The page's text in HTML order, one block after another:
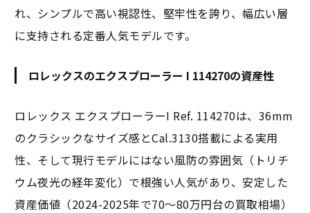
れ、シンプルで高い視認性、堅牢性を誇り、幅広い層
に支持される定番人気モデルです。
ロレックスのエクスプローラー I 114270の資産性
ロレックス エクスプローラーI Ref. 114270は、36mm
のクラシックなサイズ感とCal.3130搭載による実用
性、そして現行モデルにはない風防の雰囲気（トリチ
ウム夜光の経年変化）で根強い人気があり、安定した
資産価値（2024-2025年で70〜80万円台の買取相場）